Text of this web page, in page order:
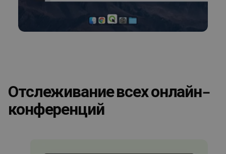
Отслеживание всех онлайн-
конференций